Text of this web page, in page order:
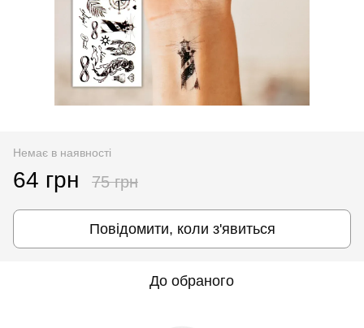
Немає в наявності
64 грн 75 грн
Повідомити, коли з'явиться
До обраного